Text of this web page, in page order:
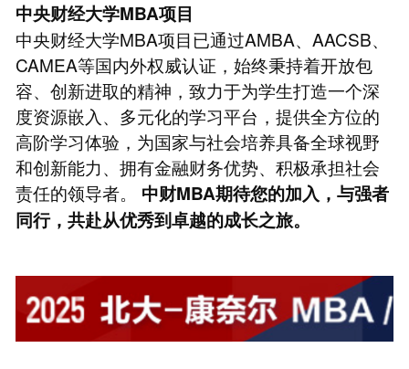
中央财经大学MBA项目
中央财经大学MBA项目已通过AMBA、AACSB、
CAMEA等国内外权威认证，始终秉持着开放包
容、创新进取的精神，致力于为学生打造一个深
度资源嵌入、多元化的学习平台，提供全方位的
高阶学习体验，为国家与社会培养具备全球视野
和创新能力、拥有金融财务优势、积极承担社会
责任的领导者。 中财MBA期待您的加入，与强者
同行，共赴从优秀到卓越的成长之旅。